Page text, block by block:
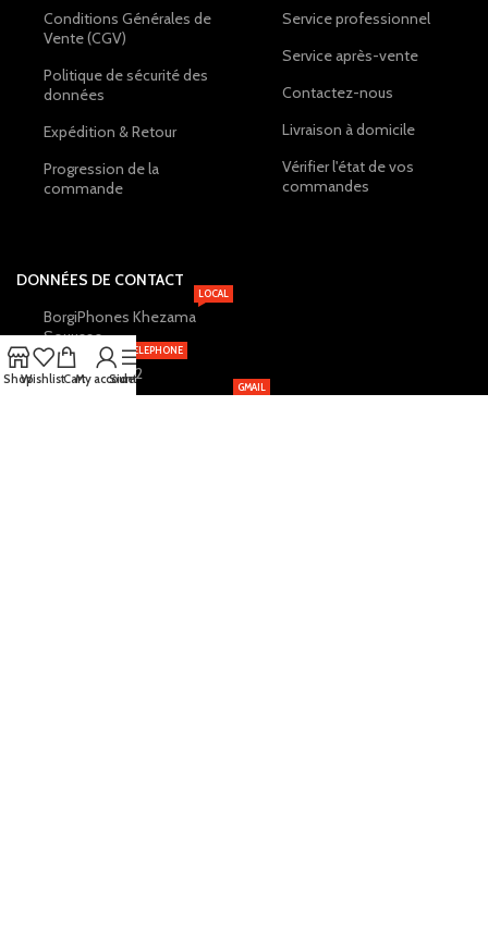
Conditions Générales de
Vente (CGV)
Politique de sécurité des
données
Expédition & Retour
Progression de la
commande
Service professionnel
Service après-vente
Contactez-nous
Livraison à domicile
Vérifier l'état de vos
commandes
DONNÉES DE CONTACT
BorgiPhones Khezama
Souusse
LOCAL
+216 20 12 19 22
TELEPHONE
GMAIL
ShopWishlistCartMy account
Sidebar